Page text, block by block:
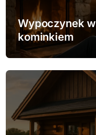
Wypoczynek
kominkiem